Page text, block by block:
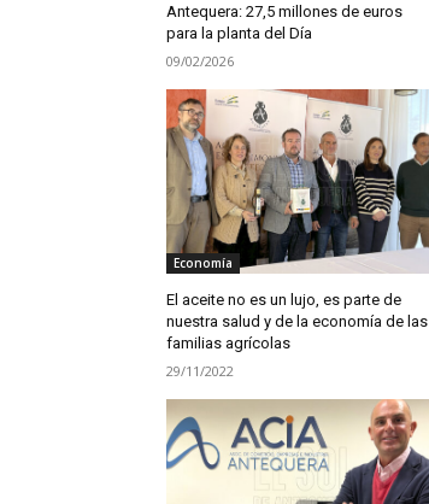
Antequera: 27,5 millones de euros
para la planta del Día
09/02/2026
Economía
El aceite no es un lujo, es parte de
nuestra salud y de la economía de las
familias agrícolas
29/11/2022